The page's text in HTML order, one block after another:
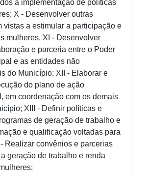
à implementação de políticas
X - Desenvolver outras
vistas a estimular a participação e
mulheres. XI - Desenvolver
e parceria entre o Poder
e as entidades não
do Município; XII - Elaborar e
do plano de ação
em coordenação com os demais
XIII - Definir políticas e
de geração de trabalho e
e qualificação voltadas para
Realizar convênios e parcerias
geração de trabalho e renda